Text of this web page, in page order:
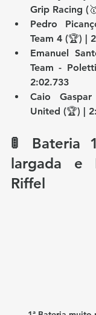
Grip Racing
Pedro
Team 4 (🏆) |
Emanuel
Team -
2:02.733
Caio
United (🏆) |
🚦 Bateria
largada e
Riffel